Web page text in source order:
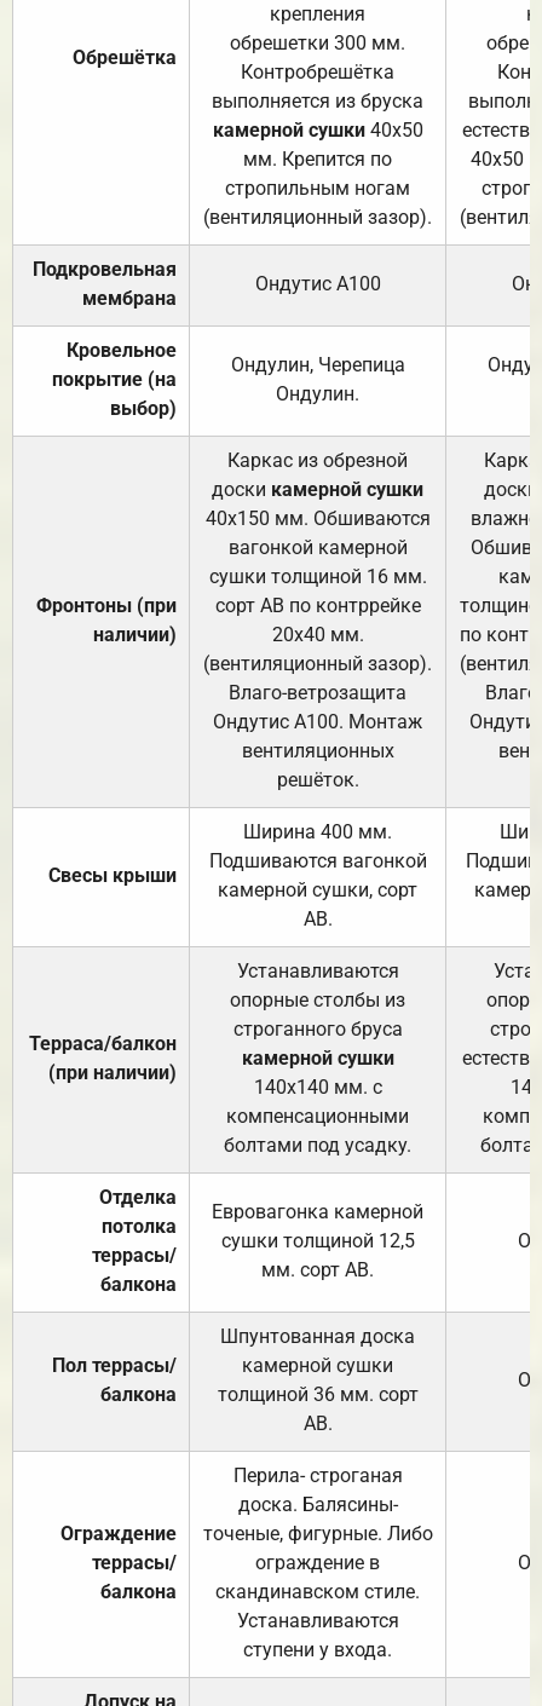
Обрешётка
крепления
обрешетки 300 мм.
Контробрешётка
выполняется из бруска
камерной сушки40х50
мм. Крепится по
стропильным ногам
(вентиляционный зазор).
40х50
Подкровельная
мембрана
Ондутис А100
Кровельное
покрытие (на
выбор)
Ондулин, Черепица
Ондулин.
Фронтоны (при
наличии)
Каркас из обрезной
доски камерной сушки
40х150 мм. Обшиваются
вагонкой камерной
сушки толщиной 16 мм.
сорт АВ по контррейке
20х40 мм.
(вентиляционный зазор).
Влаго-ветрозащита
Ондутис А100. Монтаж
вентиляционных
решёток.
доски
по
Свесы крыши
Ширина 400 мм.
Подшиваются вагонкой
камерной сушки, сорт
АВ.
Терраса/балкон
(при наличии)
Устанавливаются
опорные столбы из
строганного бруса
камерной сушки
140х140 мм. с
компенсационными
болтами под усадку.
Отделка
потолка
террасы/
балкона
Евровагонка камерной
сушки толщиной 12,5
мм. сорт АВ.
Пол террасы/
балкона
Шпунтованная доска
камерной сушки
толщиной 36 мм. сорт
АВ.
Ограждение
террасы/
балкона
Перила- строганая
доска. Балясины-
точеные, фигурные. Либо
ограждение в
скандинавском стиле.
Устанавливаются
ступени у входа.